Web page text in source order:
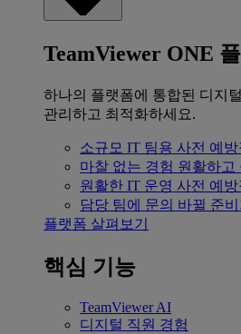
TeamViewer ONE
하나의 플랫폼에 통합된 디지
관리하고 최적화하세요.
소규모 IT 팀용 사전 예방
마찰 없는 경험 원활하고
원활한 IT 운영 사전 예
담당 팀에 문의 바뀔 준
플랫폼 살펴보기
핵심 기능
TeamViewer AI
디지털 직원 경험